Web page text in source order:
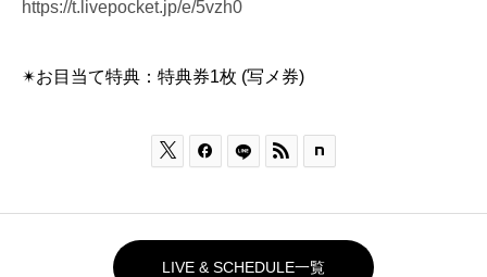
https://t.livepocket.jp/e/5vzh0
✴︎お目当て特典：特典券1枚 (写メ券)
  
LIVE & SCHEDULE一覧